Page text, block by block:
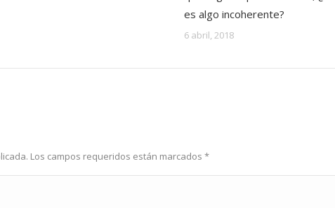
es algo incoherente?
6 abril, 2018
Los campos requeridos están marcados *